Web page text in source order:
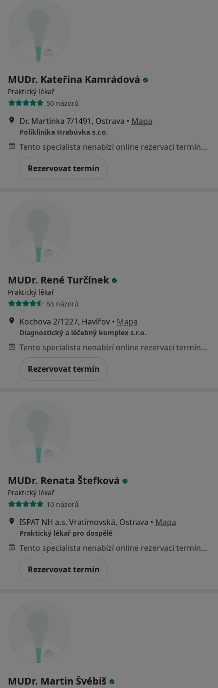
MUDr. Kateřina Kamrádová
Praktický lékař
50 názorů
Dr. Martínka 7/1491, Ostrava • Mapa
Poliklinika Hrabůvka s.r.o.
Tento specialista nenabízí online rezervaci termínu na této adrese.
Rezervovat termín
MUDr. René Turčínek
Praktický lékař
63 názorů
Kochova 2/1227, Havířov • Mapa
Diagnostický a léčebný komplex s.r.o.
Tento specialista nenabízí online rezervaci termínu na této adrese.
Rezervovat termín
MUDr. Renata Štefková
Praktický lékař
10 názorů
ISPAT NH a.s. Vratimovská, Ostrava • Mapa
Praktický lékař pro dospělé
Tento specialista nenabízí online rezervaci termínu na této adrese.
Rezervovat termín
MUDr. Martin Švébiš